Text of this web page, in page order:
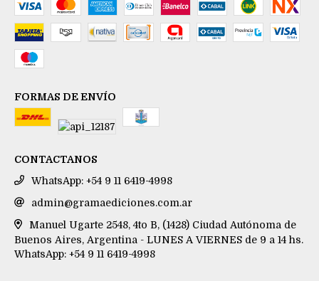
FORMAS DE ENVÍO
CONTACTANOS
WhatsApp: +54 9 11 6419-4998
admin@gramaediciones.com.ar
Manuel Ugarte 2548, 4to B, (1428) Ciudad Autónoma de
Buenos Aires, Argentina - LUNES A VIERNES de 9 a 14 hs.
WhatsApp: +54 9 11 6419-4998